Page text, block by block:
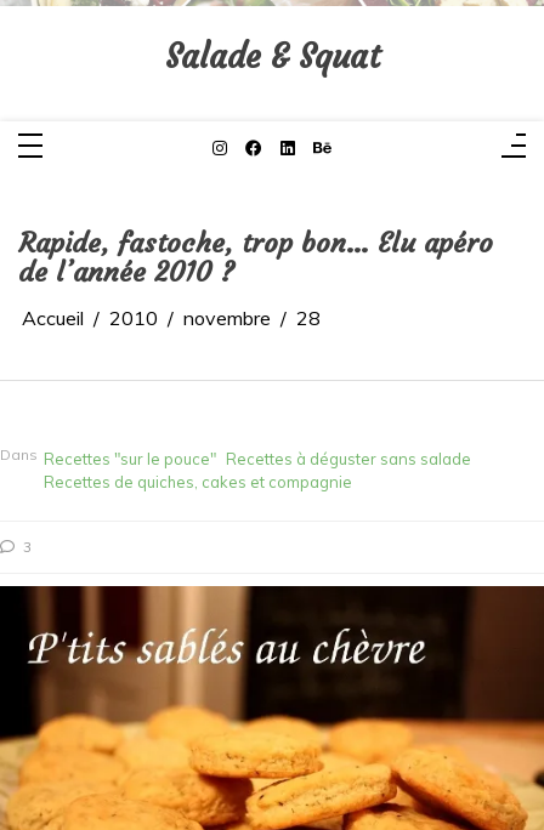
Aller
Salade & Squat
Rapide, fastoche, trop bon… Elu apéro
de l’année 2010 ?
Accueil 2010 novembre 28
Dans Recettes "sur le pouce" Recettes à déguster sans salade
Recettes de quiches, cakes et compagnie
3